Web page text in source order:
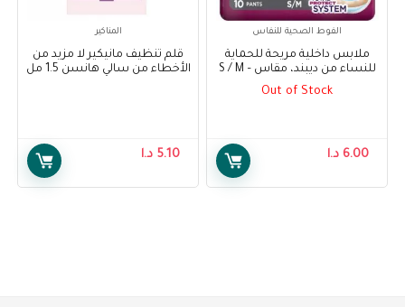
الفوط الصحية للنفاس
ملابس داخلية مريحة للحماية
للنساء من ديبند، مقاس S / M –
Depend Comfort Protect
Out of Stock
6.00 د.ا
المناكير
قلم تنظيف مانيكير لا مزيد من
الأخطاء من سالي هانسن 1.5 مل
5.10 د.ا